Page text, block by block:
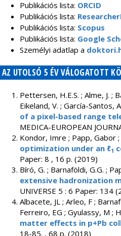
Publikációs lista: ORCID
Publikációs lista:
Publikációs lista: Scopus
Publikációs lista: Google
Személyi adatlap a
AZ UTOLSÓ 5 ÉV VÁLOGATOTT
Pettersen, H.E.S. ; Alme, J. ;
Eikeland, V. ; García-Santos,
of a pixel-based range
MEDICA-EUROPEAN
Kondor, Imre ; Papp, Gabor ;
optimization under an ℓ1
Paper: 8 , 16 p. (2019)
Bíró, G. ; Barnaföldi, G.G. ;
extensive hadronization
UNIVERSE 5 : 6 Paper: 134
Albacete, JL ; Arleo, F ;
Ferreiro, EG ; Gyulassy, M ;
matter effects in p+Pb
18-85. , 68 p. (2018)